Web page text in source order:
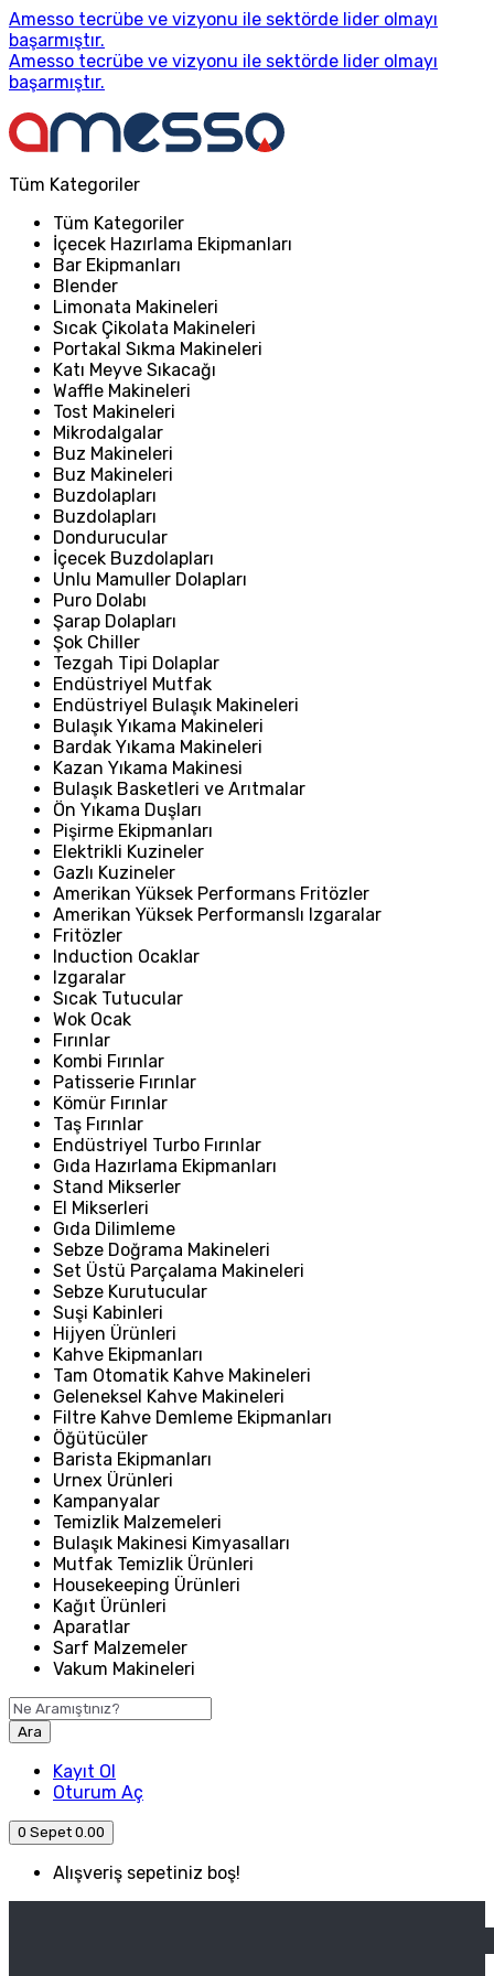
Amesso tecrübe ve vizyonu ile sektörde lider olmayı
başarmıştır.
Amesso tecrübe ve vizyonu ile sektörde lider olmayı
başarmıştır.
Tüm Kategoriler
Tüm Kategoriler
İçecek Hazırlama Ekipmanları
Bar Ekipmanları
Blender
Limonata Makineleri
Sıcak Çikolata Makineleri
Portakal Sıkma Makineleri
Katı Meyve Sıkacağı
Waffle Makineleri
Tost Makineleri
Mikrodalgalar
Buz Makineleri
Buz Makineleri
Buzdolapları
Buzdolapları
Dondurucular
İçecek Buzdolapları
Unlu Mamuller Dolapları
Puro Dolabı
Şarap Dolapları
Şok Chiller
Tezgah Tipi Dolaplar
Endüstriyel Mutfak
Endüstriyel Bulaşık Makineleri
Bulaşık Yıkama Makineleri
Bardak Yıkama Makineleri
Kazan Yıkama Makinesi
Bulaşık Basketleri ve Arıtmalar
Ön Yıkama Duşları
Pişirme Ekipmanları
Elektrikli Kuzineler
Gazlı Kuzineler
Amerikan Yüksek Performans Fritözler
Amerikan Yüksek Performanslı Izgaralar
Fritözler
Induction Ocaklar
Izgaralar
Sıcak Tutucular
Wok Ocak
Fırınlar
Kombi Fırınlar
Patisserie Fırınlar
Kömür Fırınlar
Taş Fırınlar
Endüstriyel Turbo Fırınlar
Gıda Hazırlama Ekipmanları
Stand Mikserler
El Mikserleri
Gıda Dilimleme
Sebze Doğrama Makineleri
Set Üstü Parçalama Makineleri
Sebze Kurutucular
Suşi Kabinleri
Hijyen Ürünleri
Kahve Ekipmanları
Tam Otomatik Kahve Makineleri
Geleneksel Kahve Makineleri
Filtre Kahve Demleme Ekipmanları
Öğütücüler
Barista Ekipmanları
Urnex Ürünleri
Kampanyalar
Temizlik Malzemeleri
Bulaşık Makinesi Kimyasalları
Mutfak Temizlik Ürünleri
Housekeeping Ürünleri
Kağıt Ürünleri
Aparatlar
Sarf Malzemeler
Vakum Makineleri
Ara
Kayıt Ol
Oturum Aç
0 Sepet 0.00
Alışveriş sepetiniz boş!